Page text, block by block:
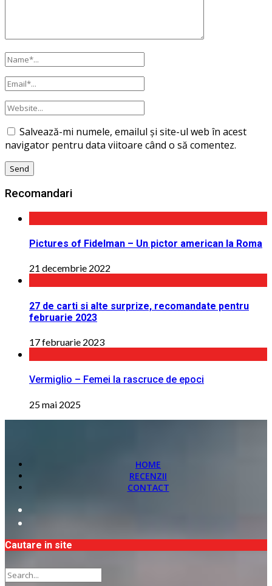
Salvează-mi numele, emailul și site-ul web în acest
navigator pentru data viitoare când o să comentez.
Recomandari
Pictures of Fidelman – Un pictor american la Roma
21 decembrie 2022
27 de carti si alte surprize, recomandate pentru
februarie 2023
17 februarie 2023
Vermiglio – Femei la rascruce de epoci
25 mai 2025
HOME
RECENZII
CONTACT
Cautare in site